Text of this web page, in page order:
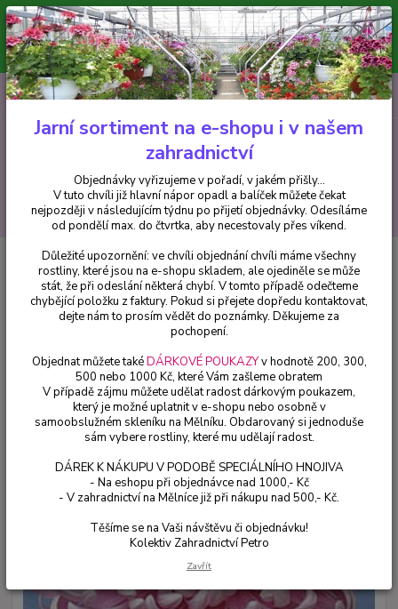
Minimální hodnota pro odeslání z e-shopu je 300 Kč.
V tuto chvíli již hlavní nápor objednávek opadl a balíček můžete čekat
nejpozději v následujícím týdnu po přijetí objednávky. Objednávky
vyřizujeme v pořadí, v jakém přišly...
CZK
Hledat
+420 602 223 614 0ks
za0 Kč
Chryzantémy
Chryzantéma velkokvětá, Pink Lea - cena na
prodejně
Chryzantéma velkokvětá, Pink
Lea - cena na prodejně
Jarní sortiment na e-shopu i v našem
zahradnictví
Objednávky vyřizujeme v pořadí, v jakém přišly...
V tuto chvíli již hlavní nápor opadl a balíček můžete čekat
nejpozději v následujícím týdnu po přijetí objednávky. Odesíláme
od pondělí max. do čtvrtka, aby necestovaly přes víkend.
Důležité upozornění: ve chvíli objednání chvíli máme všechny
rostliny, které jsou na e-shopu skladem, ale ojediněle se může
stát, že při odeslání některá chybí. V tomto případě odečteme
chybějící položku z faktury. Pokud si přejete dopředu kontaktovat,
dejte nám to prosím vědět do poznámky. Děkujeme za
pochopení.
Objednat můžete takéDÁRKOVÉ POUKAZYv hodnotě 200, 300,
500 nebo 1000 Kč, které Vám zašleme obratem
V případě zájmu můžete udělat radost dárkovým poukazem,
který je možné uplatnit v e-shopu nebo osobně v
samoobslužném skleníku na Mělníku. Obdarovaný si jednoduše
sám vybere rostliny, které mu udělají radost.
DÁREK K NÁKUPU V PODOBĚ SPECIÁLNÍHO HNOJIVA
- Na eshopu při objednávce nad 1000,- Kč
- V zahradnictví na Mělníce již při nákupu nad 500,- Kč.
Těšíme se na Vaši návštěvu či objednávku!
Kolektiv Zahradnictví Petro
Zavřít